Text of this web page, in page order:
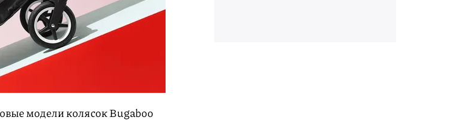
модели колясок Bugaboo